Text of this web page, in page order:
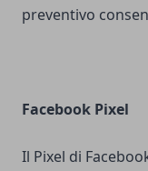
preventivo
Facebook Pixel
Il Pixel di